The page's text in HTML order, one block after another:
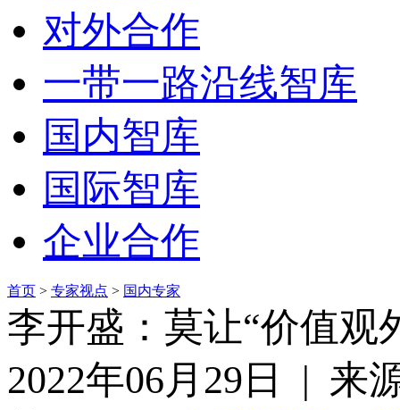
对外合作
一带一路沿线智库
国内智库
国际智库
企业合作
首页 > 专家视点 > 国内专家
李开盛：莫让“价值观
2022年06月29日 | 来